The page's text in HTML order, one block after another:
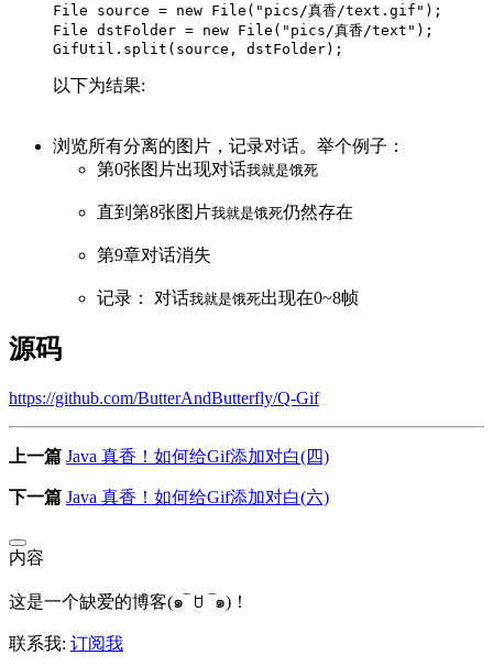
File
source = new File ( "pics/真香/text.gif" );
File dstFolder = new File ( "pics/真香/text" );
GifUtil . split ( source , dstFolder);
以下为结果:
浏览所有分离的图片，记录对话。举个例子：
第0张图片出现对话我就是饿死
直到第8张图片我就是饿死仍然存在
第9章对话消失
记录： 对话我就是饿死出现在0~8帧
源码
https://github.com/ButterAndButterfly/Q-Gif
上一篇 Java 真香！如何给Gif添加对白(四)
下一篇 Java 真香！如何给Gif添加对白(六)
内容
这是一个缺爱的博客(๑‾ ꇴ ‾๑)！
联系我: 订阅我